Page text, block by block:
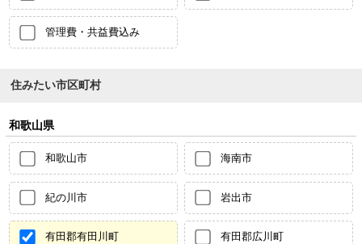
管理費・共益費込み
住みたい市区町村
和歌山県
和歌山市 海南市
紀の川市 岩出市
有田郡有田川町 有田郡広川町